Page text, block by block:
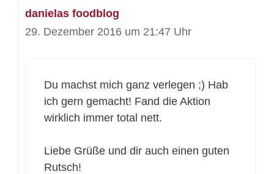
danielas foodblog
29. Dezember 2016 um 21:47 Uhr
Du machst mich ganz verlegen ;) Hab
ich gern gemacht! Fand die Aktion
wirklich immer total nett.
Liebe Grüße und dir auch einen guten
Rutsch!